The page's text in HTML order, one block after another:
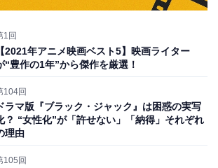
キングダム 運命の炎
Amazonで見る
やスケールの大きさも含め、現代の日
の実写映画化作品の代表的な存在であ
1回
【2021年アニメ映画ベスト5】映画ライター
“豊作の1年”から傑作を厳選！
104回
ラマ版『ブラック・ジャック』は困惑の実写
？ “女性化”が「許せない」「納得」それぞれ
理由
105回